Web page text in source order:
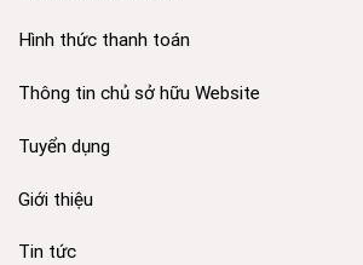
Hình thức thanh toán
Thông tin chủ sở hữu Website
Tuyển dụng
Giới thiệu
Tin tức